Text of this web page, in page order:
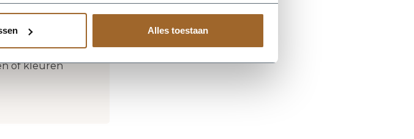
Alles toestaan
voldoende
zorgt
in huis, op
of kleuren